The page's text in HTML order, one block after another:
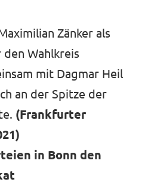
Zänker als
Wahlkreis
mit Dagmar Heil
an der Spitze der
(Frankfurter
in Bonn den